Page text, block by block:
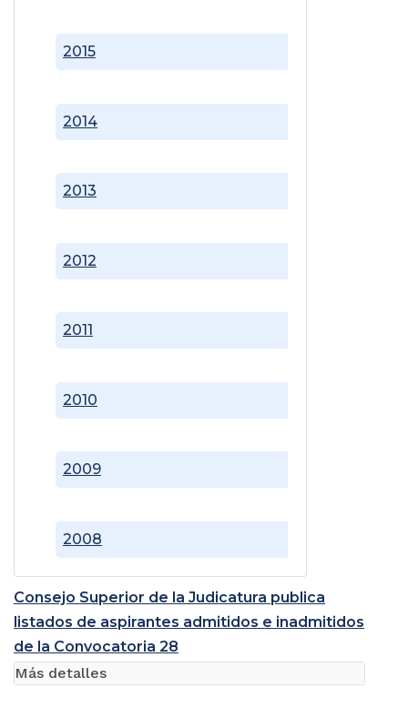
2008
2009
2010
2011
2012
2013
2014
2015
Consejo Superior de la Judicatura publica
listados de aspirantes admitidos e inadmitidos
de la Convocatoria 28
Más detalles